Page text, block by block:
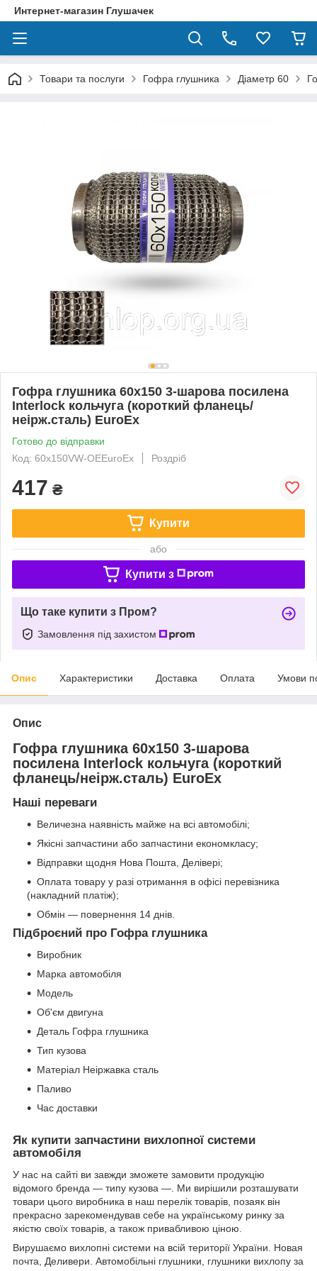
Интернет-магазин Глушачек
Товари та послуги Гофра глушника Діаметр 60
Гофра глушника 60x150 3-шарова посилена
Interlock кольчуга (короткий фланець/
неірж.сталь) EuroEx
Готово до відправки
Код: 60x150VW-OEEuroEx
Роздріб
417 ₴
Купити
або
Купити з
Що таке купити з Пром?
Замовлення під захистом
Опис Характеристики Доставка Оплата Умови
Опис
Гофра глушника 60x150 3-шарова
посилена Interlock кольчуга (короткий
фланець/неірж.сталь) EuroEx
Наші переваги
Величезна наявність майже на всі автомобілі;
Якісні запчастини або запчастини економкласу;
Відправки щодня Нова Пошта, Делівері;
Оплата товару у разі отримання в офісі перевізника
(накладний платіж);
Обмін — повернення 14 днів.
Підброєний про Гофра глушника
Виробник
Марка автомобіля
Модель
Об'єм двигуна
Деталь Гофра глушника
Тип кузова
Матеріал Неіржавка сталь
Паливо
Час доставки
Як купити запчастини вихлопної системи
автомобіля
У нас на сайті ви завжди зможете замовити продукцію
відомого бренда — типу кузова —. Ми вирішили розташувати
товари цього виробника в наш перелік товарів, позаяк він
прекрасно зарекомендував себе на українському ринку за
якістю своїх товарів, а також привабливою ціною.
Вирушаємо вихлопні системи на всій території України. Новая
почта, Деливери. Автомобільні глушники, глушники вихлопу за